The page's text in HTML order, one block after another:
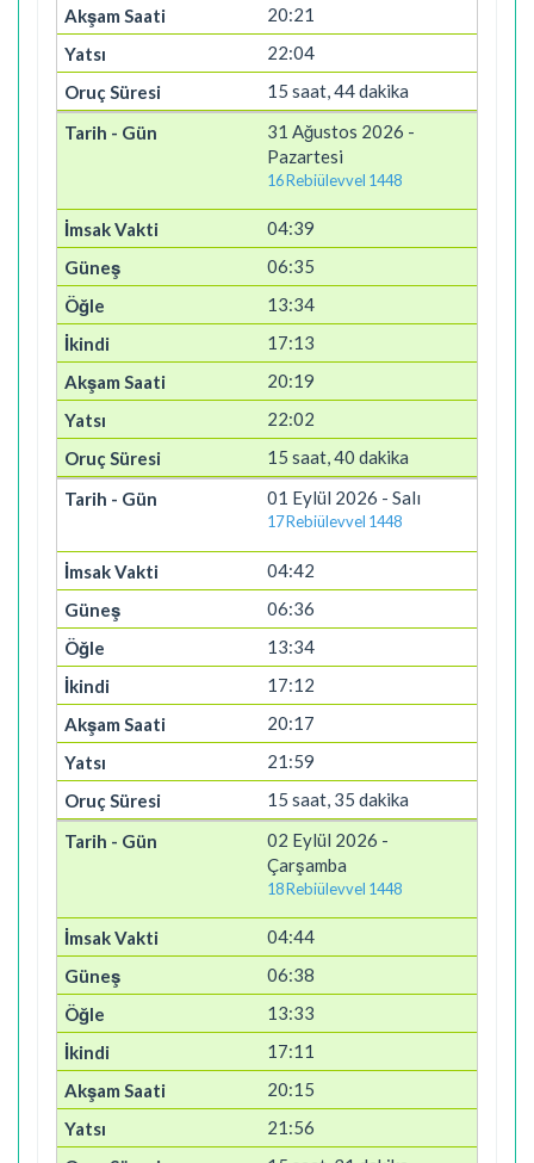
20:21
22:04
15 saat, 44 dakika
31 Ağustos 2026 -
Pazartesi
16 Rebiülevvel 1448
04:39
06:35
13:34
17:13
20:19
22:02
15 saat, 40 dakika
01 Eylül 2026 - Salı
17 Rebiülevvel 1448
04:42
06:36
13:34
17:12
20:17
21:59
15 saat, 35 dakika
02 Eylül 2026 -
Çarşamba
18 Rebiülevvel 1448
04:44
06:38
13:33
17:11
20:15
21:56